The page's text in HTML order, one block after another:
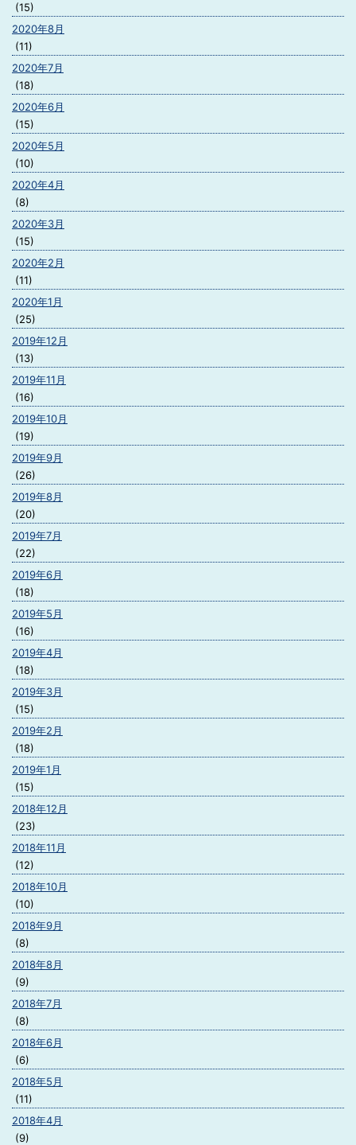
(15)
2020年8月
(11)
2020年7月
(18)
2020年6月
(15)
2020年5月
(10)
2020年4月
(8)
2020年3月
(15)
2020年2月
(11)
2020年1月
(25)
2019年12月
(13)
2019年11月
(16)
2019年10月
(19)
2019年9月
(26)
2019年8月
(20)
2019年7月
(22)
2019年6月
(18)
2019年5月
(16)
2019年4月
(18)
2019年3月
(15)
2019年2月
(18)
2019年1月
(15)
2018年12月
(23)
2018年11月
(12)
2018年10月
(10)
2018年9月
(8)
2018年8月
(9)
2018年7月
(8)
2018年6月
(6)
2018年5月
(11)
2018年4月
(9)